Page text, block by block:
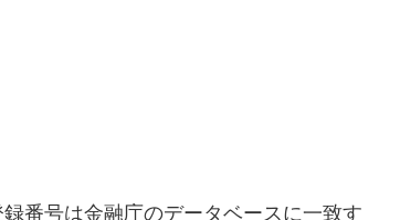
番号は金融庁のデータベースに一致す